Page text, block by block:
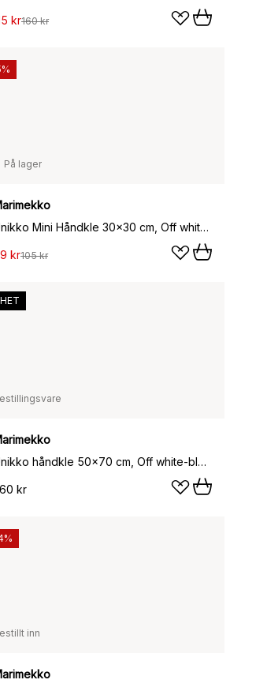
kr160 kr
På lager
Unikko Mini Håndkle 30x30 cm, Off white-sage
kr105 kr
Unikko håndkle 50x70 cm, Off white-blueberry
kr
inn